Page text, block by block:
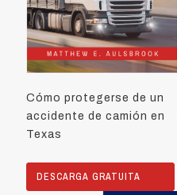
Cómo protegerse de un
accidente de camión en
Texas
DESCARGA GRATUITA